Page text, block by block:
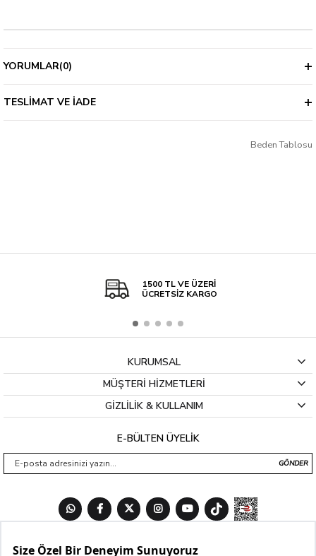
YORUMLAR(0)
TESLIMAT VE İADE
Beden Tablosu
1500 TL VE ÜZERİ
ÜCRETSİZ KARGO
KURUMSAL
MÜŞTERİ HİZMETLERİ
GİZLİLİK & KULLANIM
E-BÜLTEN ÜYELİK
GÖNDER